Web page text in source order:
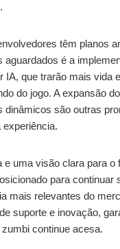
têm planos
aguardados é a
IA, que trarão mais vida e
do jogo. A expansão
dinâmicos são outras
experiência.
uma visão clara para o
para continuar
mais relevantes do
suporte e inovação,
continue acesa.